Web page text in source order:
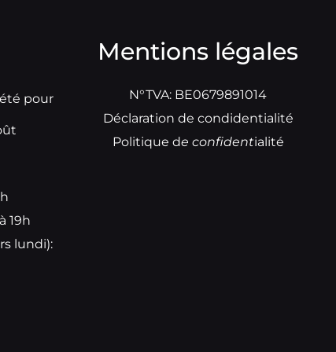
pour
19h
lundi):
Mentions légales
N°TVA: BE0679891014
Déclaration de condidentialité
Politique de confidentialité